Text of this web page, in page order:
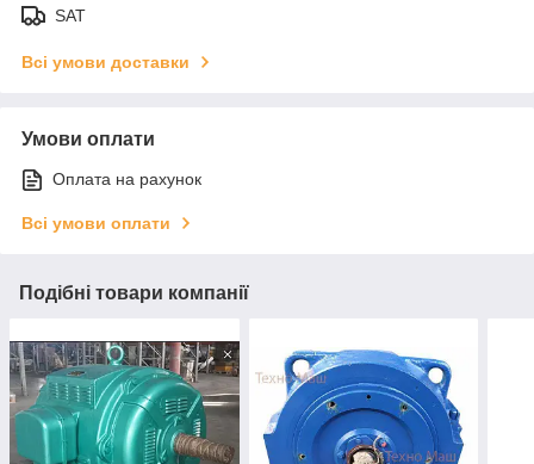
SAT
Всі умови доставки
Умови оплати
Оплата на рахунок
Всі умови оплати
Подібні товари компанії